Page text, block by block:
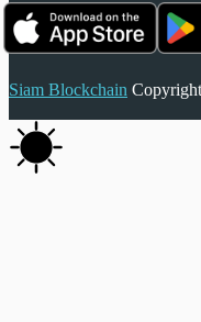
Siam Blockchain